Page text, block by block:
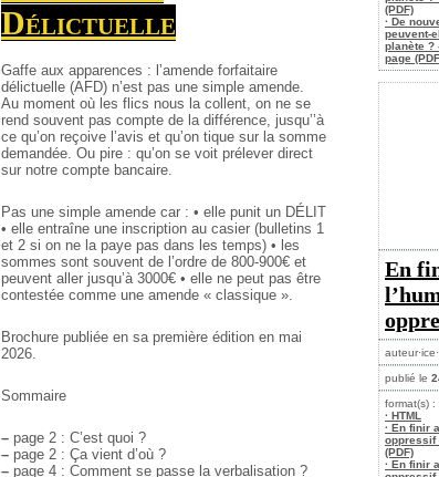
Délictuelle
Gaffe aux apparences : l’amende forfaitaire
délictuelle (AFD) n’est pas une simple amende.
Au moment où les flics nous la collent, on ne se
rend souvent pas compte de la différence, jusqu’’à
ce qu’on reçoive l’avis et qu’on tique sur la somme
demandée. Ou pire : qu’on se voit prélever direct
sur notre compte bancaire.
Pas une simple amende car : • elle punit un DÉLIT
• elle entraîne une inscription au casier (bulletins 1
et 2 si on ne la paye pas dans les temps) • les
sommes sont souvent de l’ordre de 800-900€ et
peuvent aller jusqu’à 3000€ • elle ne peut pas être
contestée comme une amende « classique ».
Brochure publiée en sa première édition en mai
2026.
Sommaire
– page 2 : C’est quoi ?
– page 2 : Ça vient d’où ?
– page 4 : Comment se passe la verbalisation ?
(PDF)
· De
peuvent-
planète ?
page
En
publié le
format(s) :
· HTML
· En finir
oppressif
(PDF)
· En finir